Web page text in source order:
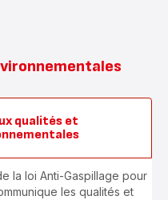
qualités et
la loi Anti-Gaspillage pour
les qualités et